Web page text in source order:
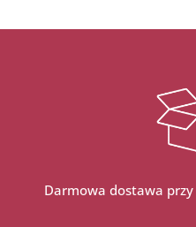
Darmowa dostawa przy